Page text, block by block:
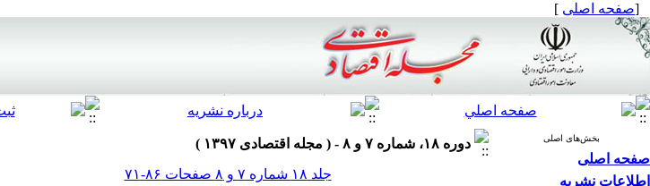
[صفحه اصلی ]
بخش‌های اصلی
صفحه اصلی
اطلاعات نشریه
دوره ۱۸، شماره ۷ و ۸ - ( مجله اقتصادی ۱۳۹۷ )
جلد ۱۸ شماره ۷ و ۸ صفحات ۸۶-۷۱